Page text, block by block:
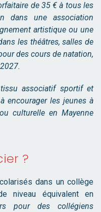
de 35 € à tous les
dans une association
artistique ou une
les théâtres, salles de
des cours de natation,
associatif sportif et
encourager les jeunes à
culturelle en Mayenne
?
dans un collège
niveau équivalent en
pour des collégiens